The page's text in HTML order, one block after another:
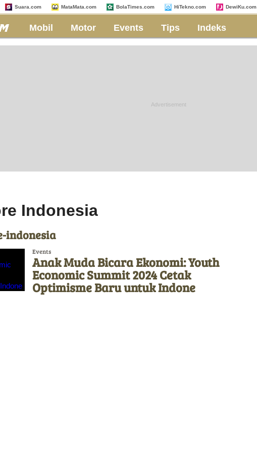
Suara.com MataMata.com BolaTimes.com HiTekno.com DewiKu.com
Mobil Motor Events Tips Indeks
Indonesia
indonesia
Events
Anak Muda Bicara Ekonomi: Youth
Economic Summit 2024 Cetak
Optimisme Baru untuk Indone